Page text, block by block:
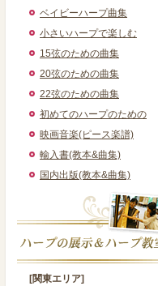
ベイビーハープ曲集
小さいハープで楽しむ
15弦のための曲集
20弦のための曲集
22弦のための曲集
初めてのハープのための
映画音楽(ピース楽譜)
輸入書(教本&曲集)
国内出版(教本&曲集)
[関東エリア]